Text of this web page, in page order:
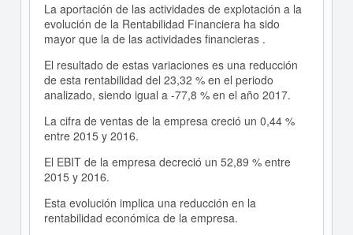
La aportación de las actividades de explotación a la
evolución de la Rentabilidad Financiera ha sido
mayor que la de las actividades financieras .
El resultado de estas variaciones es una reducción
de esta rentabilidad del 23,32 % en el periodo
analizado, siendo igual a -77,8 % en el año 2017.
La cifra de ventas de la empresa creció un 0,44 %
entre 2015 y 2016.
El EBIT de la empresa decreció un 52,89 % entre
2015 y 2016.
Esta evolución implica una reducción en la
rentabilidad económica de la empresa.